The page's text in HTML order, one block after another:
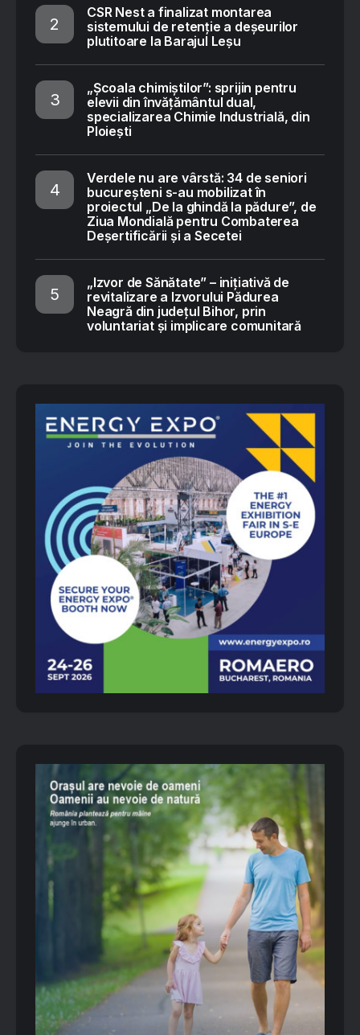
CSR Nest a finalizat montarea
sistemului de retenție a deșeurilor
plutitoare la Barajul Leșu
„Școala chimiștilor”: sprijin pentru
elevii din învățământul dual,
specializarea Chimie Industrială, din
Ploiești
Verdele nu are vârstă: 34 de seniori
bucureșteni s-au mobilizat în
proiectul „De la ghindă la pădure”, de
Ziua Mondială pentru Combaterea
Deșertificării și a Secetei
„Izvor de Sănătate” – inițiativă de
revitalizare a Izvorului Pădurea
Neagră din județul Bihor, prin
voluntariat și implicare comunitară